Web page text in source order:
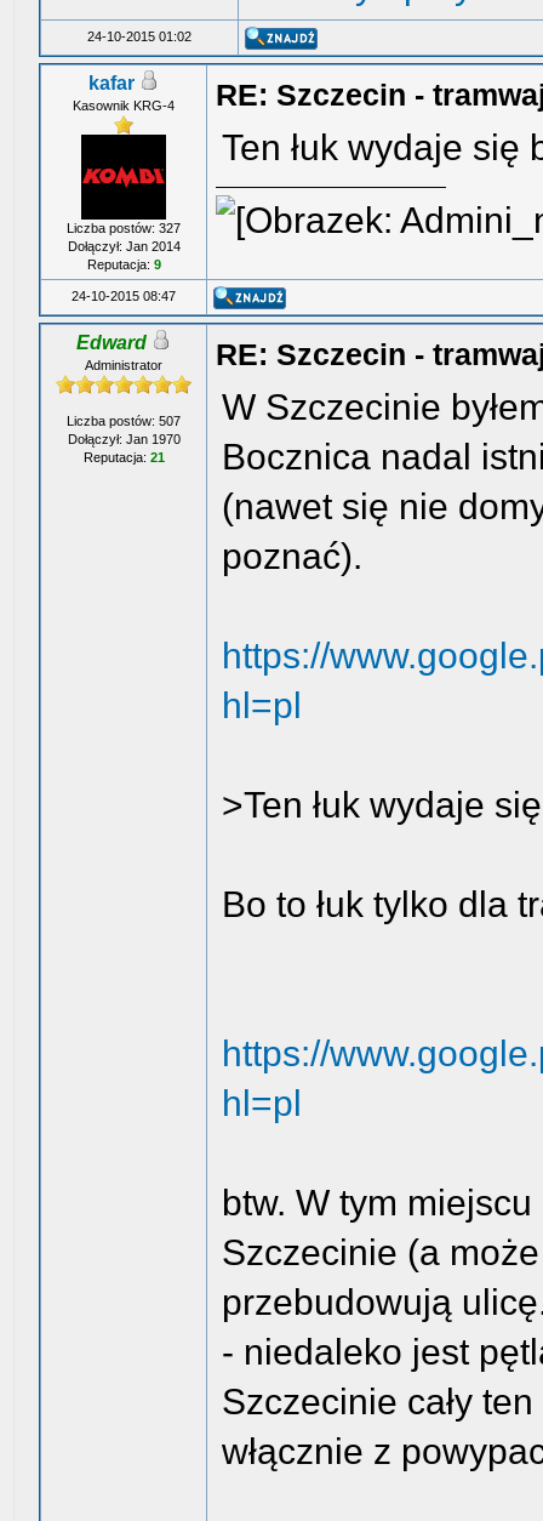
24-10-2015 01:02
kafar
Kasownik KRG-4
Liczba postów: 327
Dołączył: Jan 2014
Reputacja: 9
RE: Szczecin -
Ten łuk wydaje
24-10-2015 08:47
Edward
Administrator
Liczba postów: 507
Dołączył: Jan 1970
Reputacja: 21
RE: Szczecin -
W Szczecinie
Bocznica nadal
(nawet się nie
poznać).
https://
hl=pl
>Ten łuk wydaje
Bo to łuk tylko dla
https://
hl=pl
btw. W tym
Szczecinie (a
przebudowują
- niedaleko jest
Szczecinie cały
włącznie z